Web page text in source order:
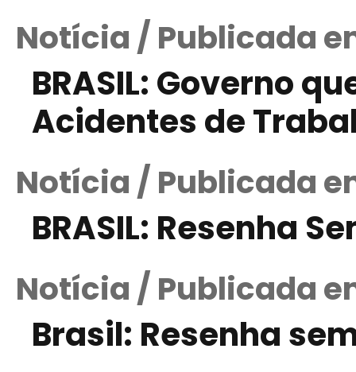
Notícia / Publicada
BRASIL: Governo
Acidentes de
Notícia / Publicada
BRASIL: Resenha
Notícia / Publicada
Brasil: Resenha